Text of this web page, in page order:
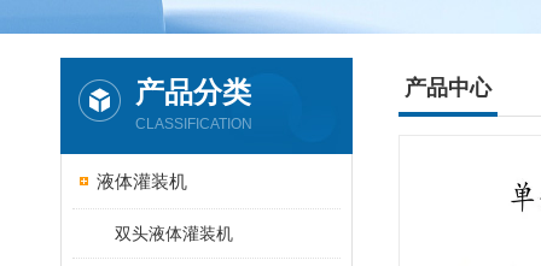
产品分类
CLASSIFICATION
液体灌装机
双头液体灌装机
产品中心